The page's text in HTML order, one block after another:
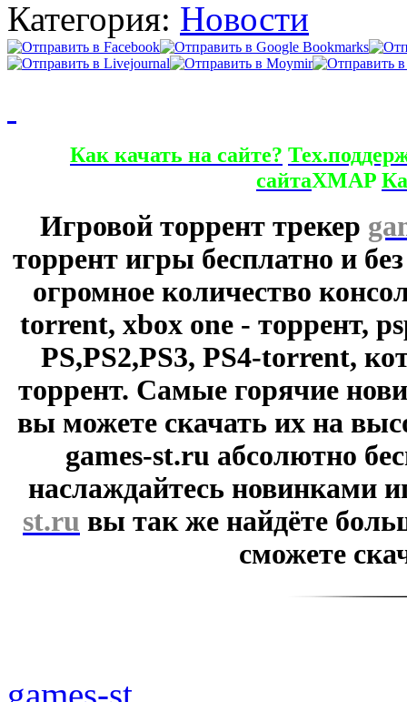
Категория: Новости
Как качать на сайте?
сайтаXMAP
Игровой торрент трекер
торрент игры бесплатно и
огромное количество
torrent, xbox one - торрент,
PS,PS2,PS3, PS4-torrent,
торрент. Самые горячие
вы можете скачать их на
games-st.ru абсолютно
наслаждайтесь новинками
st.ru вы так же найдёте
сможете